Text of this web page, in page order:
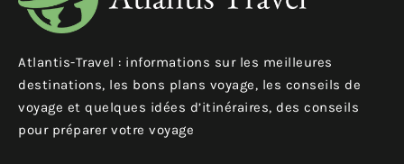
Atlantis-Travel : informations sur les meilleures
destinations, les bons plans voyage, les conseils de
voyage et quelques idées d’itinéraires, des conseils
pour préparer votre voyage